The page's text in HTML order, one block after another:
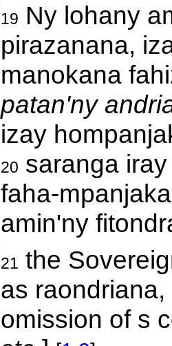
19 Ny lohany
pirazanana,
manokana
patan'ny
izay
20 saranga
faha-
amin'ny
21 the
as
omission of s